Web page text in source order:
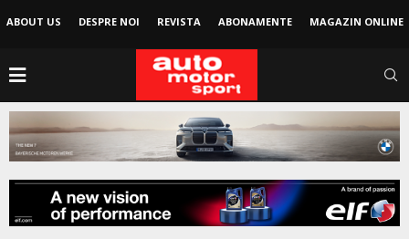
ABOUT US DESPRE NOI REVISTA ABONAMENTE MAGAZIN ONLINE